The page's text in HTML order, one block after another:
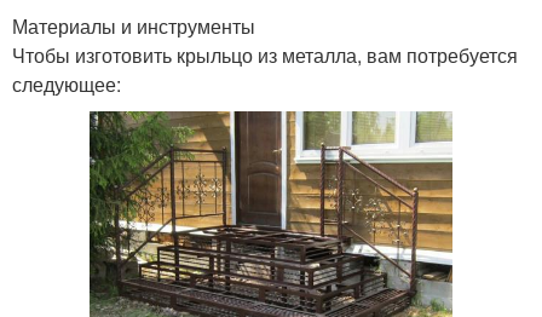
Материалы и инструменты
Чтобы изготовить крыльцо из металла, вам потребуется
следующее: